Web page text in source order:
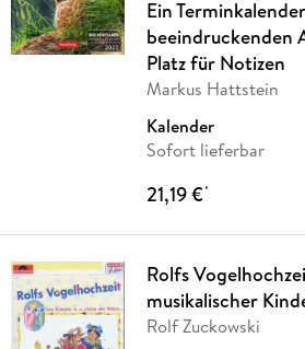
Ein
beeindruckenden
Platz für Notizen
Markus Hattstein
Kalender
Sofort lieferbar
21,19 €*
Rolfs
musikalischer
Rolf Zuckowski